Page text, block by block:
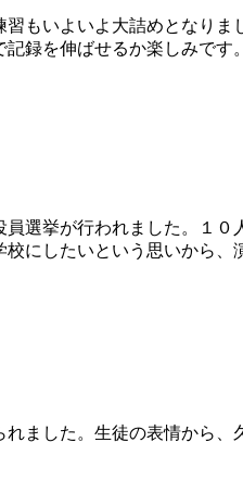
もいよいよ大詰めとなり
録を伸ばせるか楽しみです。
選挙が行われました。１
にしたいという思いから
ました。生徒の表情から